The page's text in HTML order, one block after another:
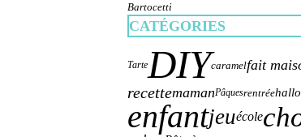
Bartocetti
CATÉGORIES
TarteDIYcaramelfait
recettemamanPâquesrentrée
enfantjeuécole